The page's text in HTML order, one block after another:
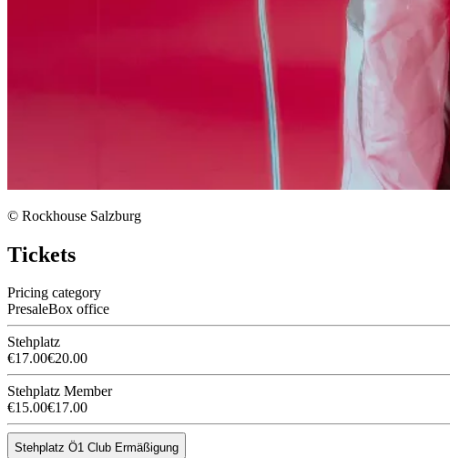
© Rockhouse Salzburg
Tickets
Pricing category
PresaleBox office
Stehplatz
€17.00€20.00
Stehplatz Member
€15.00€17.00
Stehplatz Ö1 Club Ermäßigung